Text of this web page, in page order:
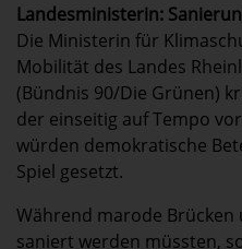
Landesministerin:
Die Ministerin für
Mobilität des Landes
(Bündnis 90/Die Grünen)
der einseitig auf Tempo
würden demokratische
Spiel gesetzt.
Während marode
saniert werden müssten,